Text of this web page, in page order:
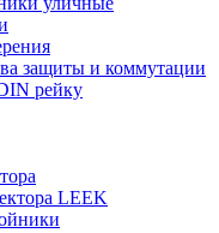
защиты и коммутации
рейку
LEEK